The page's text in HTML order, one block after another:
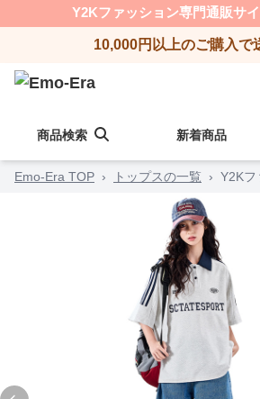
Y2Kファッション専門通販サ
10,000円以上のご購入で
商品検索 新着商品
Emo-Era TOP › トップスの一覧 › Y2Kフ